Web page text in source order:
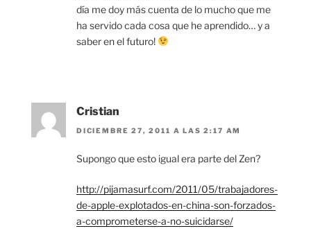
día me doy más cuenta de lo mucho que me
ha servido cada cosa que he aprendido… y a
saber en el futuro!
Cristian
DICIEMBRE 27, 2011 A LAS 2:17 AM
Supongo que esto igual era parte del Zen?
http://pijamasurf.com/2011/05/trabajadores-
de-apple-explotados-en-china-son-forzados-
a-comprometerse-a-no-suicidarse/